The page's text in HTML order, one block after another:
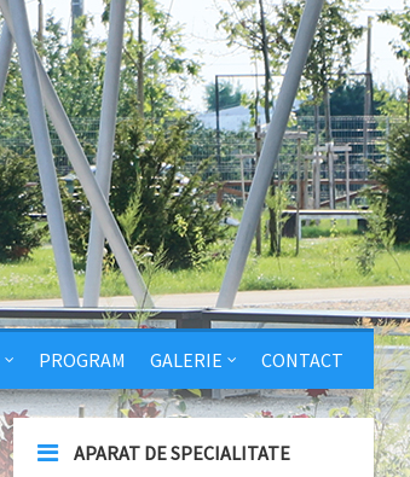
PROGRAM GALERIE CONTACT
APARAT DE SPECIALITATE